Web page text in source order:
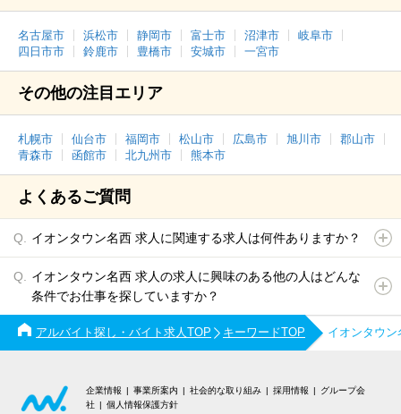
名古屋市 浜松市 静岡市 富士市 沼津市
岐阜市
四日市市
鈴鹿市 豊橋市 安城市 一宮市
その他の注目エリア
札幌市 仙台市 福岡市 松山市 広島市 旭川市
郡山市
青森市
函館市 北九州市 熊本市
よくあるご質問
イオンタウン名西 求人に関連する求人は何件ありますか？
イオンタウン名西 求人の求人に興味のある他の人はどんな
条件でお仕事を探していますか？
アルバイト探し・バイト求人TOP キーワードTOP イオンタウ
企業情報 事業所案内 社会的な取り組み 採用情報
グループ会
社
個人情報保護方針